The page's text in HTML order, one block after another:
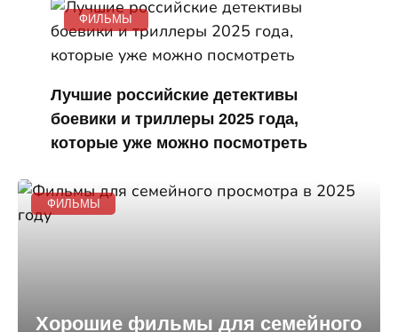
ФИЛЬМЫ
Лучшие российские детективы
боевики и триллеры 2025 года,
которые уже можно посмотреть
ФИЛЬМЫ
Хорошие фильмы для семейного